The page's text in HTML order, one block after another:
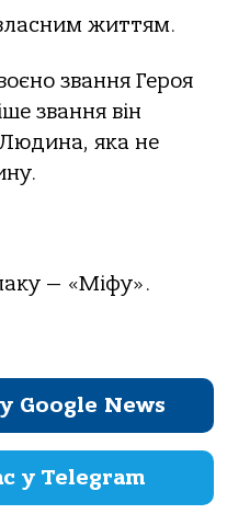
життям.
звання Героя
звання він
яка не
— «Міфу».
Google News
у Telegram